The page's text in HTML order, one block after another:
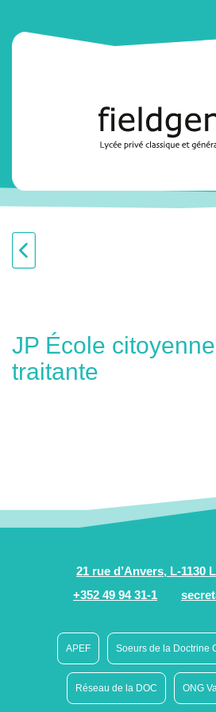
JP École
traitante
21 rue d’Anvers, L-1130
+352 49 94 31-1
APEF Soeurs de la Doctrine
Réseau de la DOC ONG